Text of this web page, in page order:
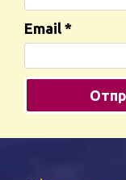
Email *